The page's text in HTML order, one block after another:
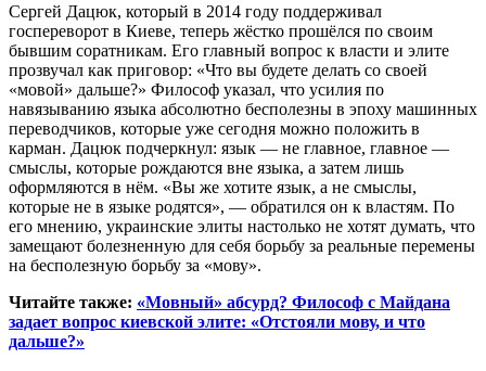
Сергей Дацюк, который в 2014 году поддерживал
госпереворот в Киеве, теперь жёстко прошёлся по своим
бывшим соратникам. Его главный вопрос к власти и элите
прозвучал как приговор: «Что вы будете делать со своей
«мовой» дальше?» Философ указал, что усилия по
навязыванию языка абсолютно бесполезны в эпоху машинных
переводчиков, которые уже сегодня можно положить в
карман. Дацюк подчеркнул: язык — не главное, главное —
смыслы, которые рождаются вне языка, а затем лишь
оформляются в нём. «Вы же хотите язык, а не смыслы,
которые не в языке родятся», — обратился он к властям. По
его мнению, украинские элиты настолько не хотят думать, что
замещают болезненную для себя борьбу за реальные перемены
на бесполезную борьбу за «мову».
Читайте также: «Мовный» абсурд? Философ с Майдана
задает вопрос киевской элите: «Отстояли мову, и что
дальше?»